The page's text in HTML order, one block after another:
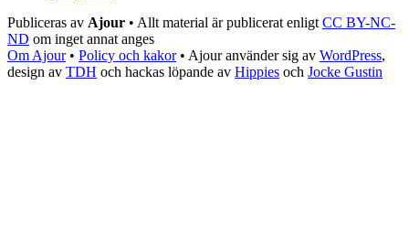
Publiceras av Ajour • Allt material är publicerat enligt CC BY-NC-
ND om inget annat anges
Om Ajour• Policy och kakor• Ajour använder sig av WordPress,
design av TDH och hackas löpande av Hippies och Jocke Gustin